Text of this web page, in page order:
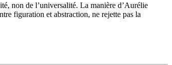
non de l’universalité. La manière d’Aurélie
figuration et abstraction, ne rejette pas la